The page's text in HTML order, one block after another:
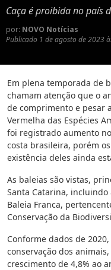
Caça é proibida no país
por: NOVO Notícias
Publicado 1 de agosto de 2023
Em plena temporada de
chamam atenção que o
de comprimento e pesar
Vermelha das Espécies
foi registrado aumento
costa brasileira, porém
existência deles ainda
As baleias são vistas,
Santa Catarina, incluindo
Baleia Franca,
Conservação da
Conforme dados de
conservação dos
crescimento de 4,8% ao